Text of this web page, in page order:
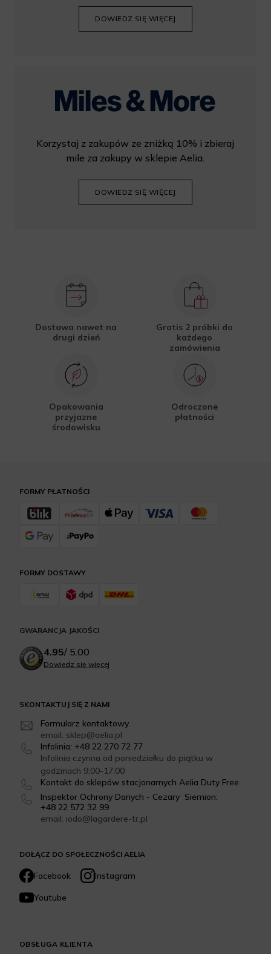
DOWIEDZ SIĘ WIĘCEJ
Korzystaj z zakupów ze zniżką 10% i zbieraj
mile za zakupy w sklepie Aelia.
DOWIEDZ SIĘ WIĘCEJ
Dostawa nawet na
drugi dzień
Gratis 2 próbki do
każdego
zamówienia
Opakowania
przyjazne
środowisku
Odroczone
płatności
DOŁĄCZ DO SPOŁECZNOŚCI AELIA
Facebook
Instagram
Youtube
SKONTAKTUJ SIĘ Z NAMI
Formularz kontaktowy
email: sklep@aelia.pl
Infolinia: +48 22 270 72 77
Infolinia czynna od poniedziałku do piątku w
godzinach 9:00-17:00
Kontakt do sklepów stacjonarnych Aelia Duty Free
Inspektor Ochrony Danych - Cezary Siemion:
+48 22 572 32 99
email: iodo@lagardere-tr.pl
FORMY DOSTAWY
FORMY PŁATNOŚCI
OBSŁUGA KLIENTA
GWARANCJA JAKOŚCI
4.95/ 5.00
Dowiedz się więcej